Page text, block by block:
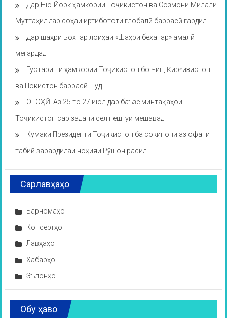
Дар Ню-Йорк ҳамкории Тоҷикистон ва Созмони Милали
Муттаҳид дар соҳаи иртибототи глобалӣ баррасӣ гардид
Дар шаҳри Бохтар лоиҳаи «Шаҳри бехатар» амалӣ
мегардад
Густариши ҳамкории Тоҷикистон бо Чин, Қирғизистон
ва Покистон баррасӣ шуд
ОГОҲӢ! Аз 25 то 27 июл дар баъзе минтақаҳои
Тоҷикистон сар задани сел пешгӯӣ мешавад
Кумаки Президенти Тоҷикистон ба сокинони аз офати
табиӣ зарардидаи ноҳияи Рӯшон расид
Сарлавҳаҳо
Барномаҳо
Консертҳо
Лавҳаҳо
Хабарҳо
Эълонҳо
Обу ҳаво